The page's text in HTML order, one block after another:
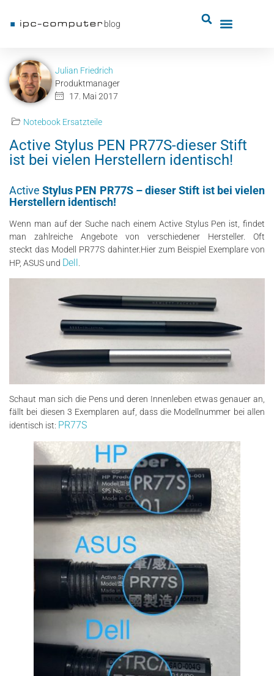
blog
Julian Friedrich
Produktmanager
17. Mai 2017
Notebook Ersatzteile
Active Stylus PEN PR77S-dieser Stift
ist bei vielen Herstellern identisch!
Active Stylus PEN PR77S – dieser Stift ist bei vielen
Herstellern identisch!
Wenn man auf der Suche nach einem Active Stylus Pen ist, findet
man zahlreiche Angebote von verschiedener Hersteller. Oft
steckt das Modell PR77S dahinter.Hier zum Beispiel Exemplare von
HP, ASUS und Dell
Schaut man sich die Pens und deren Innenleben etwas genauer an,
fällt bei diesen 3 Exemplaren auf, dass die Modellnummer bei allen
identisch ist: PR77S